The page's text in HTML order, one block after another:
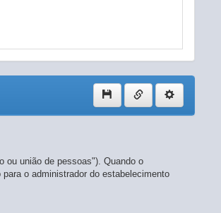
ou união de pessoas"). Quando o
o administrador do estabelecimento